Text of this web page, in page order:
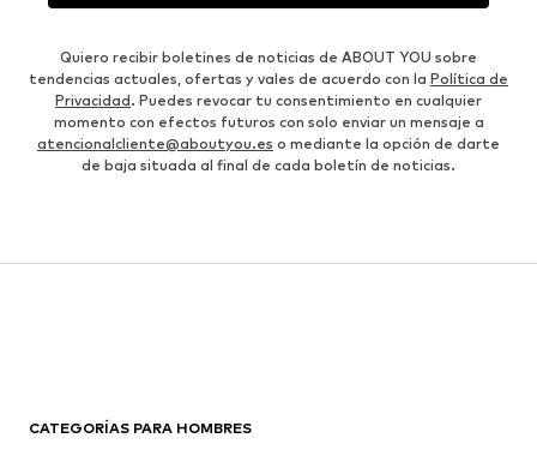
Quiero recibir boletines de noticias de ABOUT YOU sobre
tendencias actuales, ofertas y vales de acuerdo con la Política de
Privacidad. Puedes revocar tu consentimiento en cualquier
momento con efectos futuros con solo enviar un mensaje a
atencionalcliente@aboutyou.es o mediante la opción de darte
de baja situada al final de cada boletín de noticias.
CATEGORÍAS PARA HOMBRES